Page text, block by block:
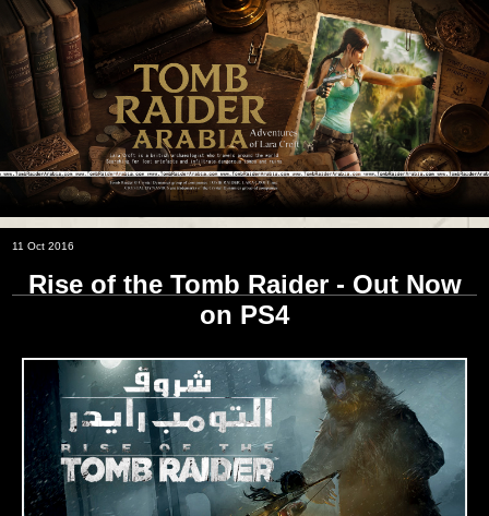
11 Oct 2016
Rise of the Tomb Raider - Out Now
on PS4